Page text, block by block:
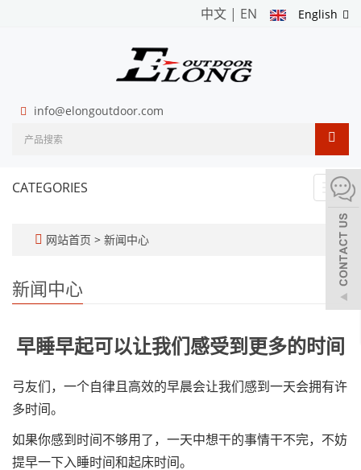
English
中文 | EN
info@elongoutdoor.com
CATEGORIES
网站首页 > 新闻中心
新闻中心
早睡早起可以让我们感受到更多的时间
弓友们，一个自律且高效的早晨会让我们感到一天会拥有许
多时间。
如果你感到时间不够用了，一天中想干的事情干不完，不妨
提早一下入睡时间和起床时间。